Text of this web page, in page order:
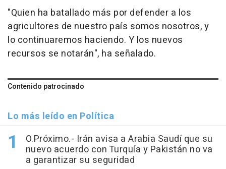
"Quien ha batallado más por defender a los
agricultores de nuestro país somos nosotros, y
lo continuaremos haciendo. Y los nuevos
recursos se notarán", ha señalado.
Contenido patrocinado
Lo más leído en Política
O.Próximo.- Irán avisa a Arabia Saudí que su
nuevo acuerdo con Turquía y Pakistán no va
a garantizar su seguridad